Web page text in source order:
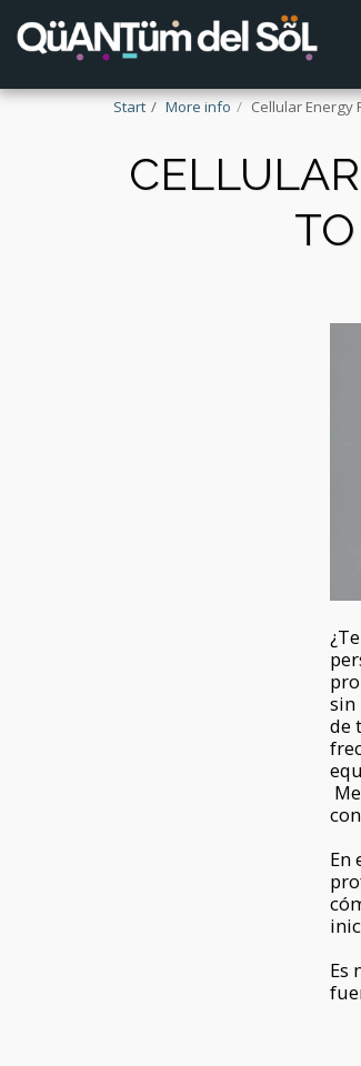
Start More info Cellular Energy
sin
de
En
Es